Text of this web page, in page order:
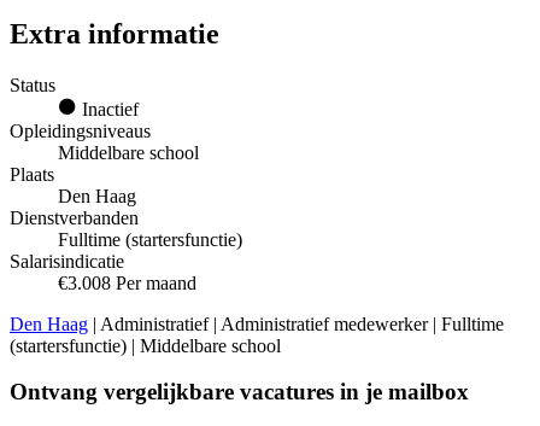
Extra informatie
Status
Inactief
Opleidingsniveaus
Middelbare school
Plaats
Den Haag
Dienstverbanden
Fulltime (startersfunctie)
Salarisindicatie
€3.008 Per maand
Den Haag | Administratief | Administratief medewerker | Fulltime
(startersfunctie) | Middelbare school
Ontvang vergelijkbare vacatures in je mailbox